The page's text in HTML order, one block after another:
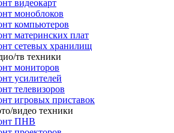
видеокарт
моноблоков
компьютеров
материнских плат
сетевых хранилищ
тв техники
мониторов
усилителей
телевизоров
игровых приставок
видео техники
ПНВ